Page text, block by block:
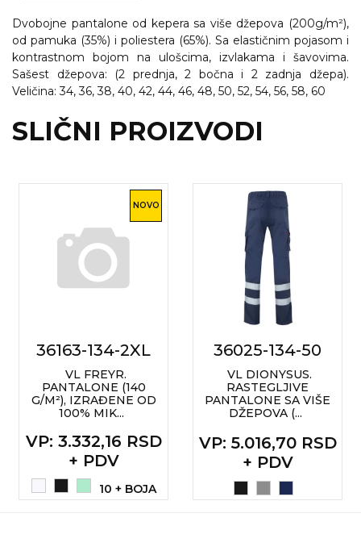
Dvobojne pantalone od kepera sa više džepova (200g/m²),
od pamuka (35%) i poliestera (65%). Sa elastičnim pojasom i
kontrastnom bojom na ulošcima, izvlakama i šavovima.
Sašest džepova: (2 prednja, 2 bočna i 2 zadnja džepa).
Veličina: 34, 36, 38, 40, 42, 44, 46, 48, 50, 52, 54, 56, 58, 60
SLIČNI PROIZVODI
NOVO
36163-134-2XL
VL FREYR.
PANTALONE (140
G/M²), IZRAĐENE OD
100% MIK...
VP: 3.332,16 RSD
+ PDV
10 + BOJA
36025-134-50
VL DIONYSUS.
RASTEGLJIVE
PANTALONE SA VIŠE
DŽEPOVA (...
VP: 5.016,70 RSD
+ PDV